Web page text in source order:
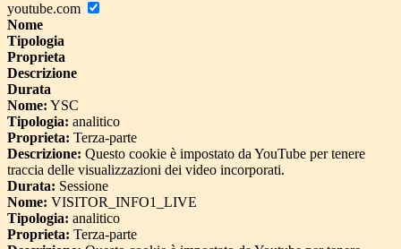
youtube.com
Nome
Tipologia
Proprieta
Descrizione
Durata
Nome: YSC
Tipologia: analitico
Proprieta: Terza-parte
Descrizione: Questo cookie è impostato da YouTube per tenere
traccia delle visualizzazioni dei video incorporati.
Durata: Sessione
Nome: VISITOR_INFO1_LIVE
Tipologia: analitico
Proprieta: Terza-parte